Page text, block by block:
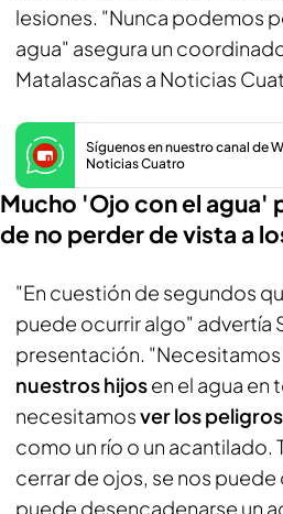
lesiones. "Nunca podemos
agua" asegura un
Matalascañas a Noticias
Síguenos en nuestro canal de
Noticias Cuatro
Mucho 'Ojo con el agua'
de no perder de vista a
"En cuestión de segundos
puede ocurrir algo" advertía
presentación. "Necesitamos
nuestros hijosen el agua
necesitamosver los peligros
como un río o un acantilado.
cerrar de ojos, se nos puede
puede desencadenarse un